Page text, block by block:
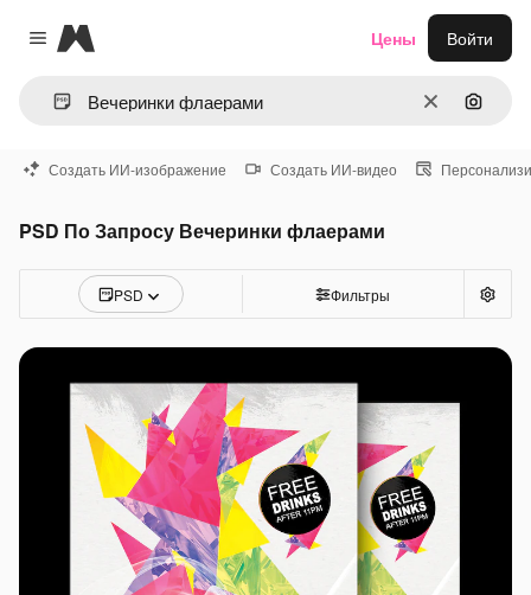
Close menu
Magnific
ОчиститьПоиск
Цены Войти
Создать ИИ-изображение Создать ИИ-видео
PSD По Запросу Вечеринки флаерами
PSD Фильтры